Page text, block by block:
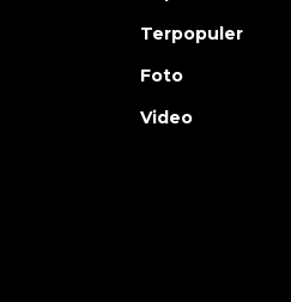
Terpopuler
Foto
Video